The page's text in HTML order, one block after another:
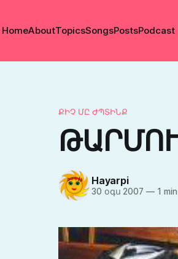
HomeAboutTopicsSongsPostsPodcast
ՔԻՉ ՄԸ ԺՊՏԻՆՔ
Hayarpi
30 օգս 2007 —1